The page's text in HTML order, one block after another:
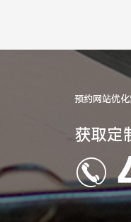
预约网站优化
获取定